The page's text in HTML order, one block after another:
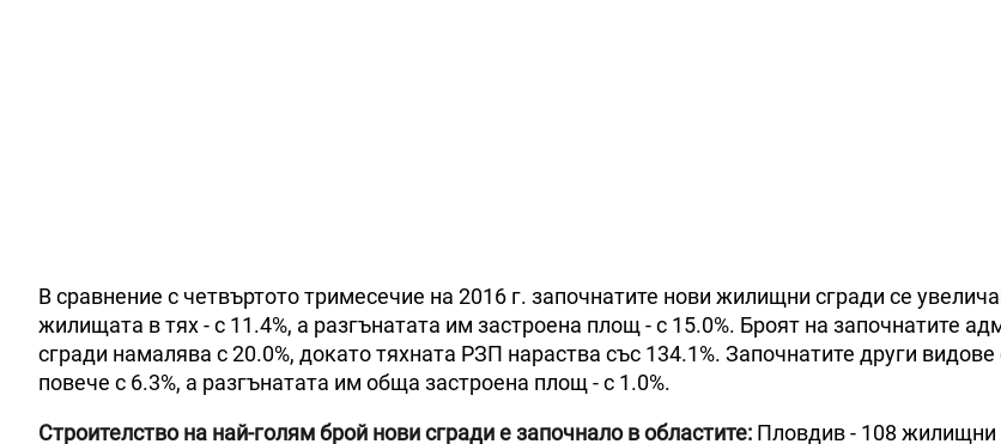
В сравнение с четвъртото тримесечие на 2016 г. започнатите нови жилищни сгради се
жилищата в тях - с 11.4%, а разгънатата им застроена площ - с 15.0%. Броят на започнатите
сгради намалява с 20.0%, докато тяхната РЗП нараства със 134.1%. Започнатите други видове
повече с 6.3%, а разгънатата им обща застроена площ - с 1.0%.
Строителство на най-голям брой нови сгради е започнало в областите: Пловдив - 108 жилищни